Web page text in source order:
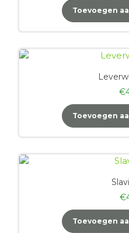
Toevoegen
€
Toevoegen
€
Toevoegen